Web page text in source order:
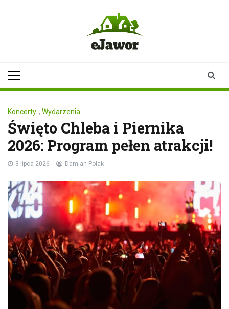
Koncerty , Wydarzenia
Święto Chleba i Piernika
2026: Program pełen atrakcji!
3 lipca 2026 Damian Polak